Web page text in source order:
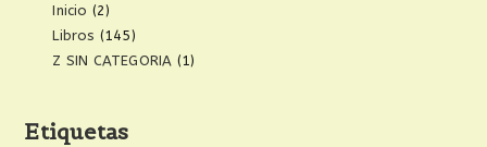
Inicio (2)
Libros (145)
Z SIN CATEGORIA (1)
Etiquetas